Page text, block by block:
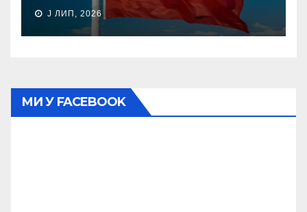
J ЛИП, 2026
МИ У FACEBOOK